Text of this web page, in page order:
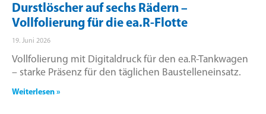
Durstlöscher auf sechs Rädern –
Vollfolierung für die ea.R-Flotte
19. Juni 2026
Vollfolierung mit Digitaldruck für den ea.R-Tankwagen
– starke Präsenz für den täglichen Baustelleneinsatz.
Weiterlesen »